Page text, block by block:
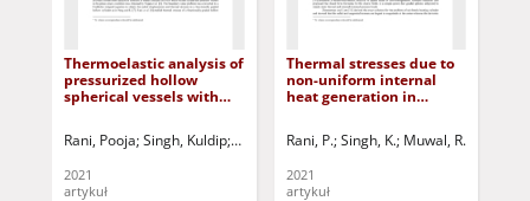
Thermoelastic analysis of
pressurized hollow
spherical vessels with
Rani, Pooja Singh, Kuldip Jurczak, Paweł - red.
2021
artykuł
Thermal stresses due to
non-uniform internal
heat generation in
Rani, P. Singh, K. Muwal, R.
2021
artykuł